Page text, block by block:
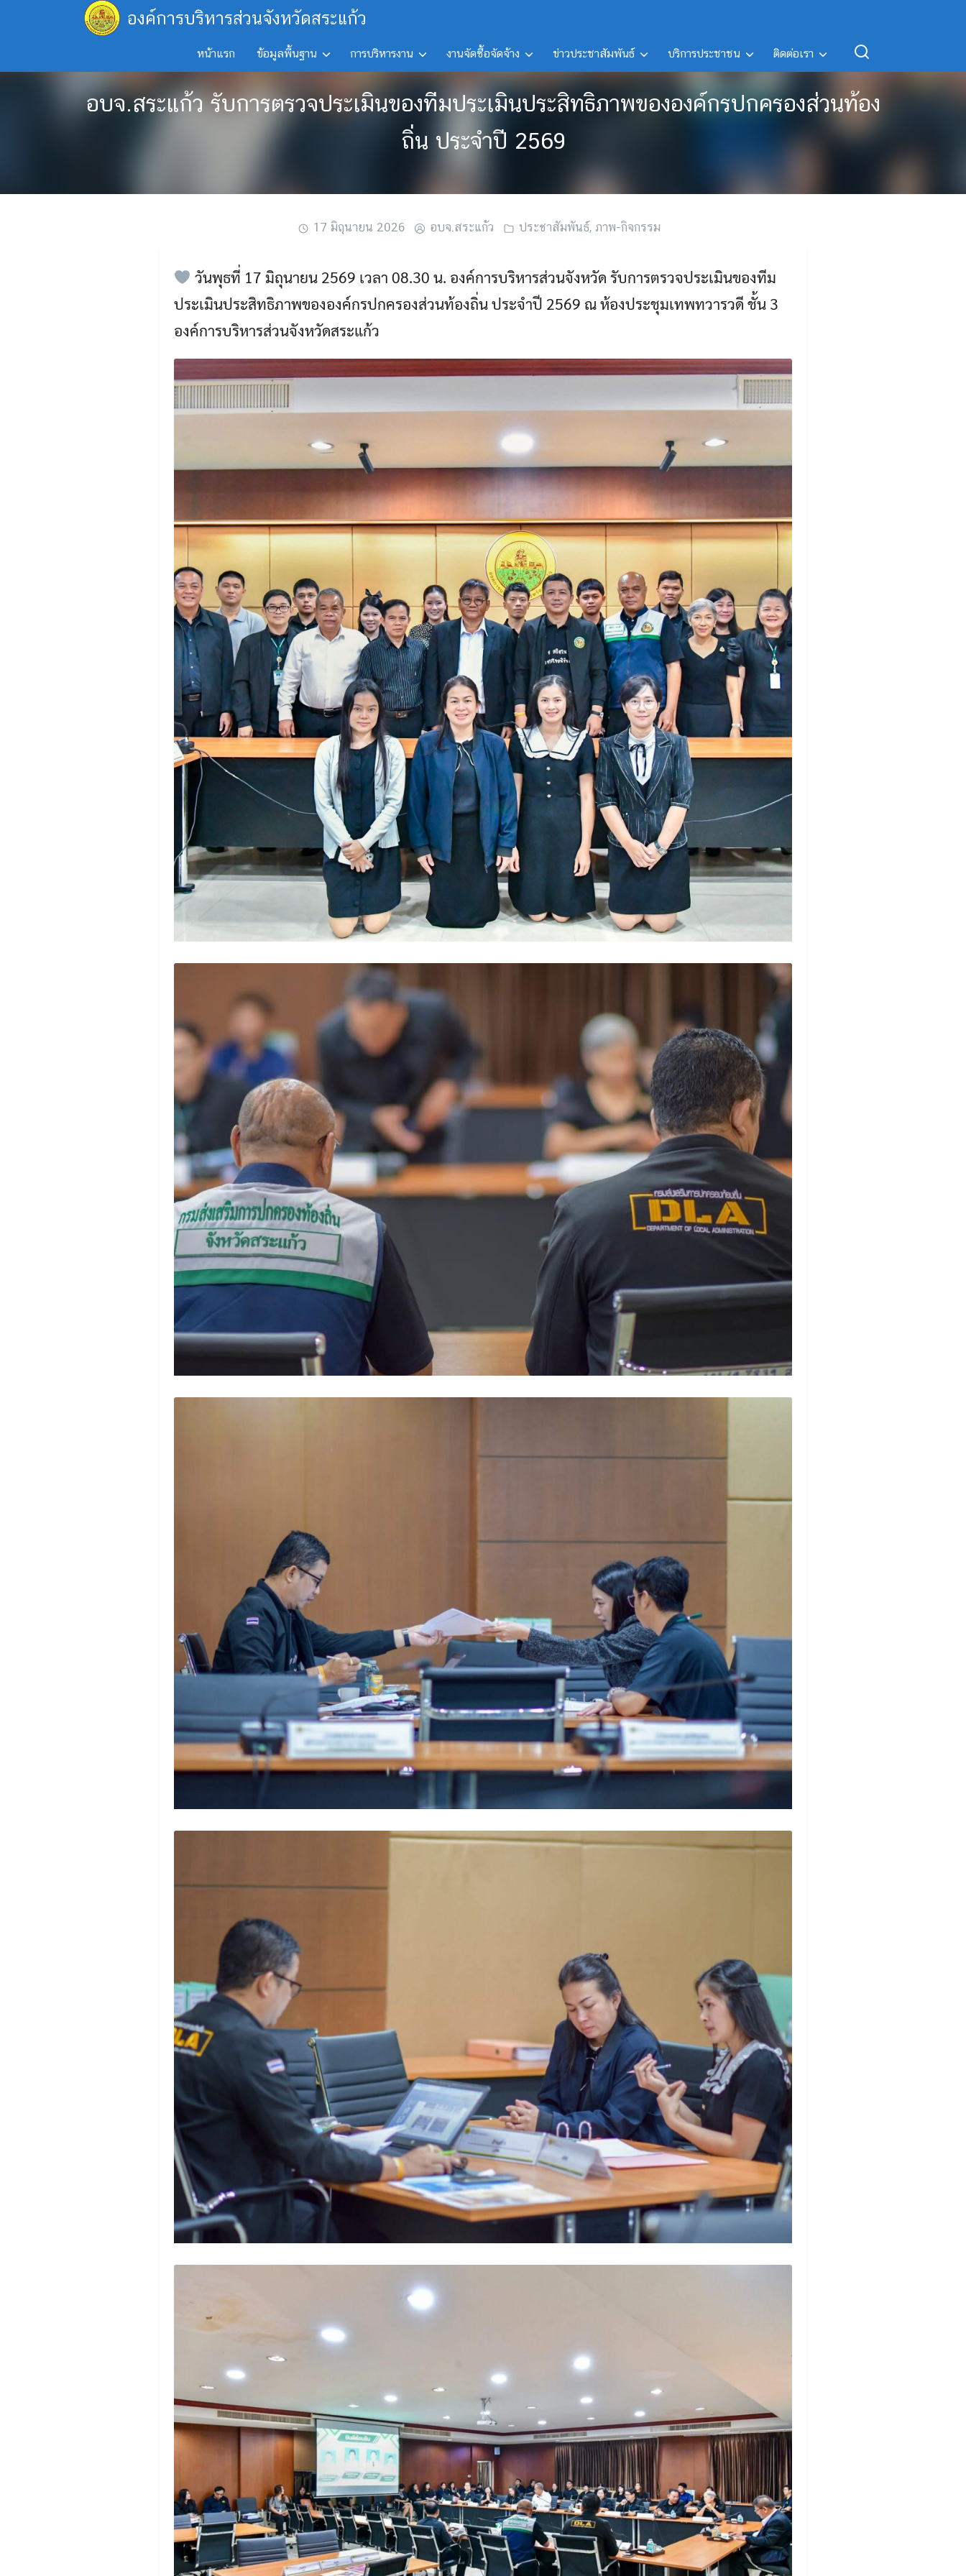
องค์การบริหารส่วนจังหวัดสระแก้ว
หน้าแรก ข้อมูลพื้นฐาน การบริหารงาน งานจัดซื้อจัดจ้าง ข่าวประชาสัมพันธ์ บริการประชาชน ติดต่อเรา
Search
for:
Search
อบจ.สระแก้ว รับการตรวจประเมินของทีมประเมินประสิทธิภาพขององค์กรปกครองส่วนท้อง
ถิ่น ประจำปี 2569
17 มิถุนายน 2026 อบจ.สระแก้ว ประชาสัมพันธ์, ภาพ-กิจกรรม
วันพุธที่ 17 มิถุนายน 2569 เวลา 08.30 น. องค์การบริหารส่วนจังหวัด รับการตรวจประเมินของทีม
ประเมินประสิทธิภาพขององค์กรปกครองส่วนท้องถิ่น ประจำปี 2569 ณ ห้องประชุมเทพทวารวดี ชั้น 3
องค์การบริหารส่วนจังหวัดสระแก้ว